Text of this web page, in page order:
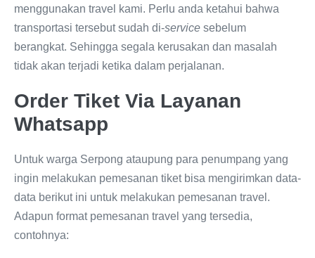
menggunakan travel kami. Perlu anda ketahui bahwa
transportasi tersebut sudah di-service sebelum
berangkat. Sehingga segala kerusakan dan masalah
tidak akan terjadi ketika dalam perjalanan.
Order Tiket Via Layanan
Whatsapp
Untuk warga Serpong ataupung para penumpang yang
ingin melakukan pemesanan tiket bisa mengirimkan data-
data berikut ini untuk melakukan pemesanan travel.
Adapun format pemesanan travel yang tersedia,
contohnya: